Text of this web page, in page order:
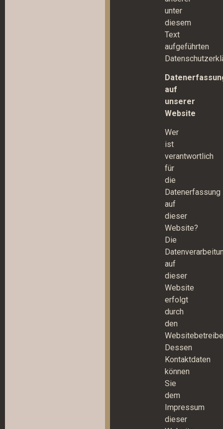
unter
diesem
Text
aufgeführten
auf
unserer
Website
Wer
ist
verantwortlich
für
die
Datenerfassung
auf
dieser
Website?
Die
auf
dieser
Website
erfolgt
durch
den
Dessen
Kontaktdaten
können
Sie
dem
Impressum
dieser